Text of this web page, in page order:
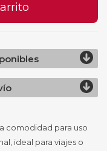
comodidad para uso
ideal para viajes o